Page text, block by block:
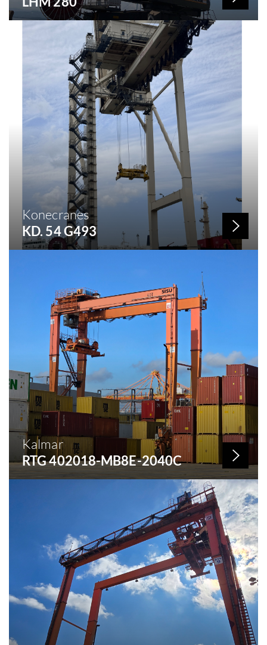
Nº de stock: 276
Año de construcción: 2023
Capacidad: 84 KG
Konecranes
KD. 54 G493
Kalmar
RTG 402018-MB8E-2040C